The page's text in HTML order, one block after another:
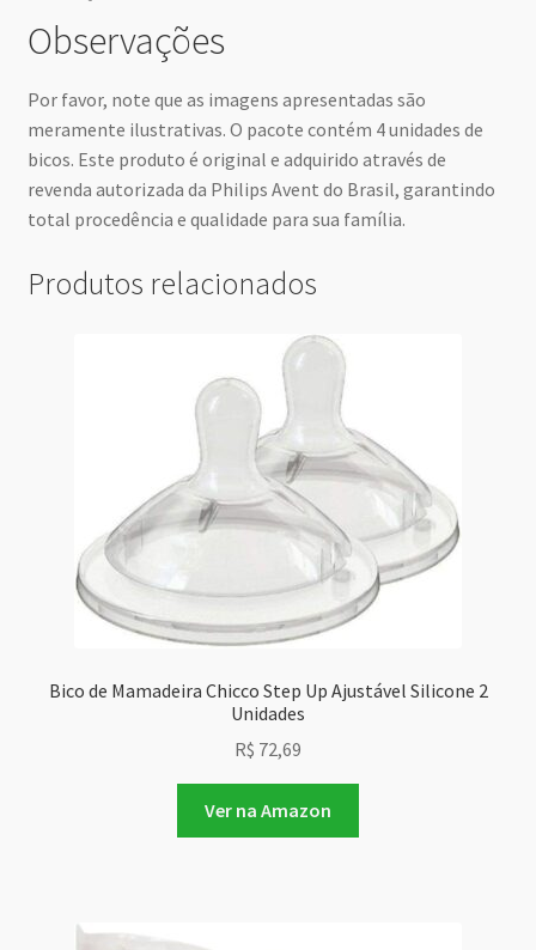
Observações
Por favor, note que as imagens apresentadas são
meramente ilustrativas. O pacote contém 4 unidades de
bicos. Este produto é original e adquirido através de
revenda autorizada da Philips Avent do Brasil, garantindo
total procedência e qualidade para sua família.
Produtos relacionados
Bico de Mamadeira Chicco Step Up Ajustável Silicone 2
Unidades
R$ 72,69
Ver na Amazon